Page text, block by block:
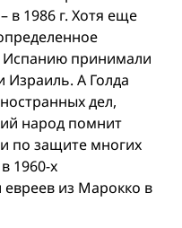
в 1986 г. Хотя еще
Испанию принимали
Израиль. А Голда
дел,
народ помнит
по защите многих
1960-х
евреев из Марокко в